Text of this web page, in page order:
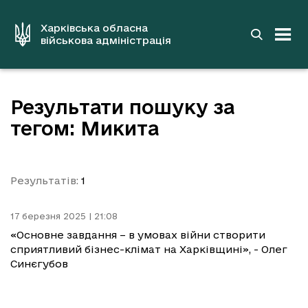
вмістуХарківська обласна
військова адміністрація
Результати пошуку за
тегом: Микита
Результатів: 1
17 березня 2025 | 21:08
«Основне завдання – в умовах війни створити
сприятливий бізнес-клімат на Харківщині», - Олег
Синєгубов